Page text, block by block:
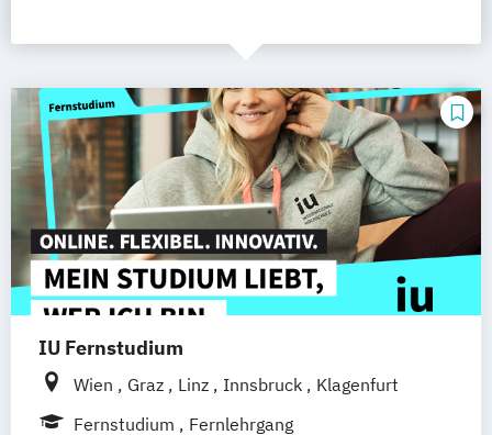
IU Fernstudium
Wien Graz Linz Innsbruck
Klagenfurt
Fernstudium
Fernlehrgang